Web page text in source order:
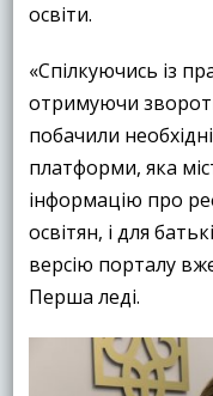
освіти.
«Спілкуючись із
отримуючи
побачили
платформи, яка
інформацію про
освітян, і для
версію порталу
Перша леді.